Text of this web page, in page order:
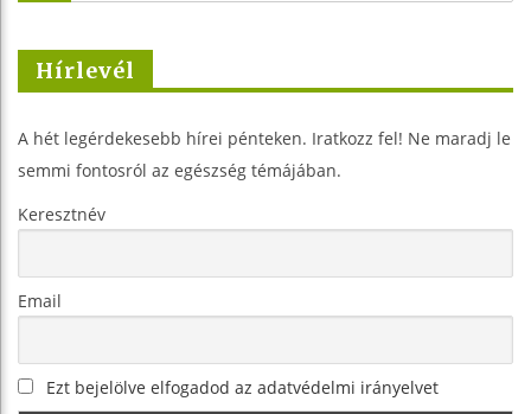
Hírlevél
A hét legérdekesebb hírei pénteken. Iratkozz fel! Ne maradj le
semmi fontosról az egészség témájában.
Keresztnév
Email
Ezt bejelölve elfogadod az adatvédelmi irányelvet